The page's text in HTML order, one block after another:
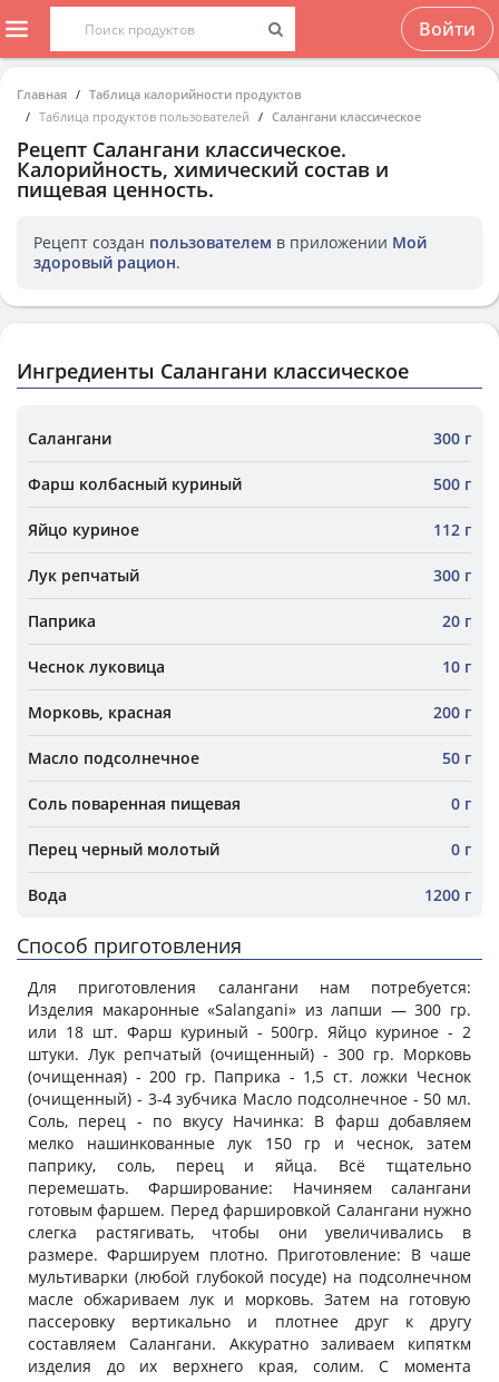
Войти
Главная
Таблица калорийности продуктов
Таблица продуктов пользователей
Салангани классическое
Рецепт Салангани классическое.
Калорийность, химический состав и
пищевая ценность.
Рецепт создан пользователем в приложении Мой
здоровый рацион.
Ингредиенты Салангани классическое
Cалангани 300 г
Фарш колбасный куриный 500 г
Яйцо куриное 112 г
Лук репчатый 300 г
Паприка 20 г
Чеснок луковица 10 г
Морковь, красная 200 г
Масло подсолнечное 50 г
Соль поваренная пищевая 0 г
Перец черный молотый 0 г
Вода 1200 г
Способ приготовления
Для приготовления салангани нам потребуется:
Изделия макаронные «Salangani» из лапши — 300 гр.
или 18 шт. Фарш куриный - 500гр. Яйцо куриное - 2
штуки. Лук репчатый (очищенный) - 300 гр. Морковь
(очищенная) - 200 гр. Паприка - 1,5 ст. ложки Чеснок
(очищенный) - 3-4 зубчика Масло подсолнечное - 50 мл.
Соль, перец - по вкусу Начинка: В фарш добавляем
мелко нашинкованные лук 150 гр и чеснок, затем
паприку, соль, перец и яйца. Всё тщательно
перемешать. Фарширование: Начиняем салангани
готовым фаршем. Перед фаршировкой Салангани нужно
слегка растягивать, чтобы они увеличивались в
размере. Фаршируем плотно. Приготовление: В чаше
мультиварки (любой глубокой посуде) на подсолнечном
масле обжариваем лук и морковь. Затем на готовую
пассеровку вертикально и плотнее друг к другу
составляем Салангани. Аккуратно заливаем кипяткм
изделия до их верхнего края, солим. С момента